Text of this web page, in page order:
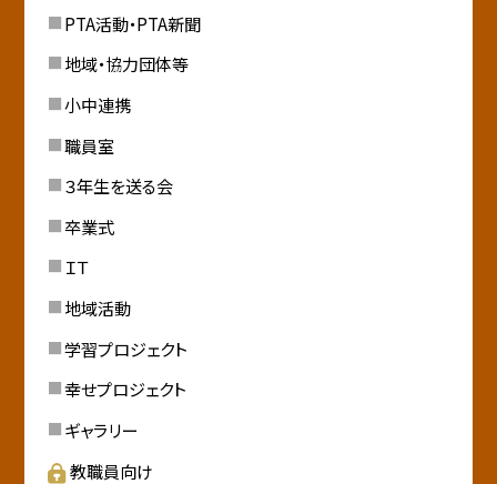
PTA活動・PTA新聞
地域・協力団体等
小中連携
職員室
３年生を送る会
卒業式
ＩＴ
地域活動
学習プロジェクト
幸せプロジェクト
ギャラリー
教職員向け